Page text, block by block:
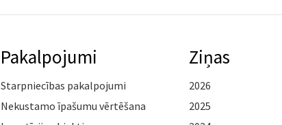
Pakalpojumi
Starpniecības pakalpojumi
Nekustamo īpašumu vērtēšana
Ziņas
2026
2025